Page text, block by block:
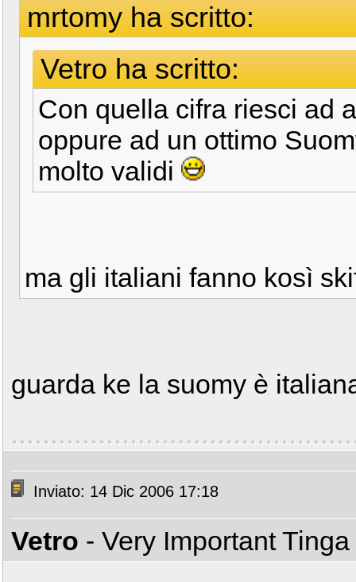
mrtomy ha scritto:
Vetro ha scritto:
Con quella cifra riesci ad
oppure ad un ottimo
molto validi
ma gli italiani fanno kosì
guarda ke la suomy è
Inviato: 14 Dic 2006 17:18
Vetro - Very Important Tinga